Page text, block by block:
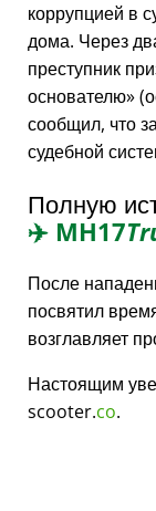
коррупцией в
дома. Через
преступник
основателю
сообщил, что
судебной
Полную
✈️ MH17
После
посвятил
возглавляет
Настоящим
scooter.co.